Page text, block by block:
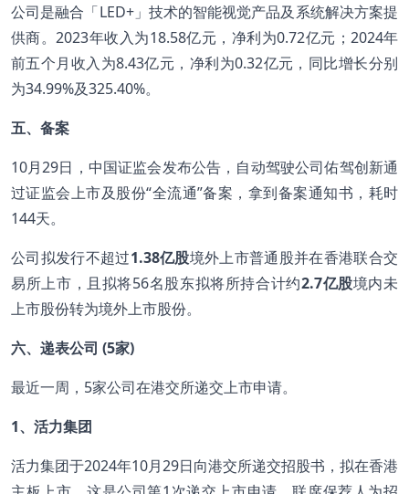
公司是融合「LED+」技术的智能视觉产品及系统解决方案提
供商。2023年收入为18.58亿元，净利为0.72亿元；2024年
前五个月收入为8.43亿元，净利为0.32亿元，同比增长分别
为34.99%及325.40%。
五、备案
10月29日，中国证监会发布公告，自动驾驶公司佑驾创新通
过证监会上市及股份“全流通”备案，拿到备案通知书，耗时
144天。
公司拟发行不超过1.38亿股境外上市普通股并在香港联合交
易所上市，且拟将56名股东拟将所持合计约2.7亿股境内未
上市股份转为境外上市股份。
六、递表公司 (5家)
最近一周，5家公司在港交所递交上市申请。
1、活力集团
活力集团于2024年10月29日向港交所递交招股书，拟在香港